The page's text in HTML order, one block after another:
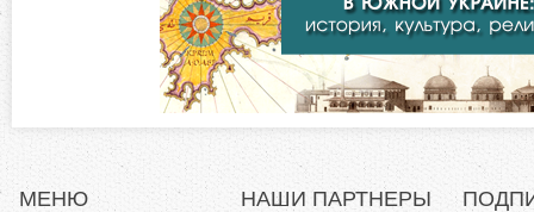
л
ь
МЕНЮ НАШИ ПАРТНЕРЫ